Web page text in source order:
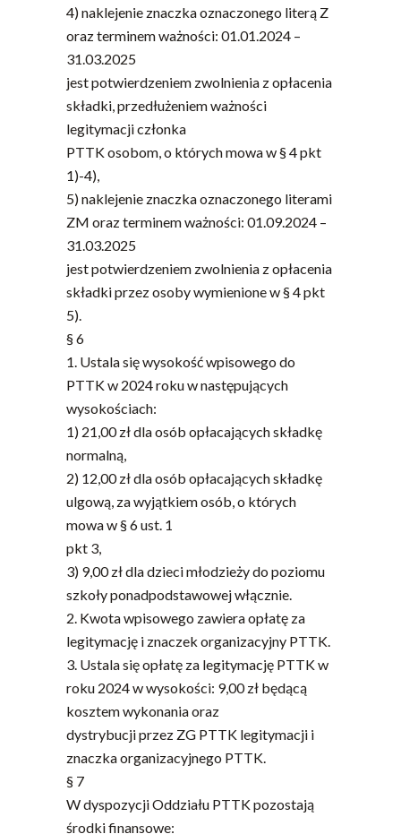
4) naklejenie znaczka oznaczonego literą Z
oraz terminem ważności: 01.01.2024 –
31.03.2025
jest potwierdzeniem zwolnienia z opłacenia
składki, przedłużeniem ważności
legitymacji członka
PTTK osobom, o których mowa w § 4 pkt
1)-4),
5) naklejenie znaczka oznaczonego literami
ZM oraz terminem ważności: 01.09.2024 –
31.03.2025
jest potwierdzeniem zwolnienia z opłacenia
składki przez osoby wymienione w § 4 pkt
5).
§ 6
1. Ustala się wysokość wpisowego do
PTTK w 2024 roku w następujących
wysokościach:
1) 21,00 zł dla osób opłacających składkę
normalną,
2) 12,00 zł dla osób opłacających składkę
ulgową, za wyjątkiem osób, o których
mowa w § 6 ust. 1
pkt 3,
3) 9,00 zł dla dzieci młodzieży do poziomu
szkoły ponadpodstawowej włącznie.
2. Kwota wpisowego zawiera opłatę za
legitymację i znaczek organizacyjny PTTK.
3. Ustala się opłatę za legitymację PTTK w
roku 2024 w wysokości: 9,00 zł będącą
kosztem wykonania oraz
dystrybucji przez ZG PTTK legitymacji i
znaczka organizacyjnego PTTK.
§ 7
W dyspozycji Oddziału PTTK pozostają
środki finansowe: